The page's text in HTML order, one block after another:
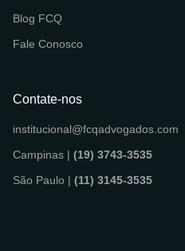
Blog FCQ
Fale Conosco
Contate-nos
institucional@fcqadvogados.com
Campinas | (19) 3743-3535
São Paulo | (11) 3145-3535